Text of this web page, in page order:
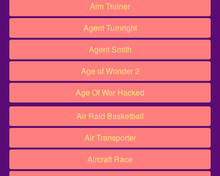
Aim Trainer
Agent Turnright
Agent Smith
Age of Wonder 2
Age Of War Hacked
Air Raid Basketball
Air Transporter
Aircraft Race